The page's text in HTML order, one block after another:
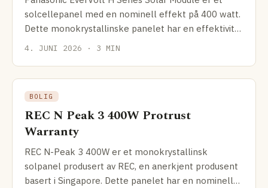
solcellepanel med en nominell effekt på 400 watt.
Dette monokrystallinske panelet har en effektivitet
på
4. JUNI 2026 · 3 MIN
BOLIG
REC N Peak 3 400W Protrust
Warranty
REC N-Peak 3 400W er et monokrystallinsk
solpanel produsert av REC, en anerkjent produsent
basert i Singapore. Dette panelet har en nominell